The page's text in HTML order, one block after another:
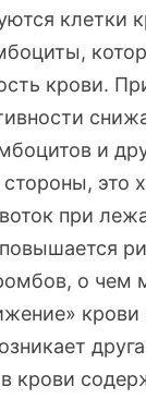
клетки
крови.
и
это
при
о чем
крови
в крови